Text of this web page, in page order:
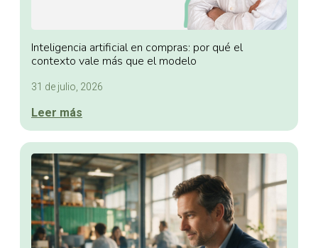
Inteligencia artificial en compras: por qué el
contexto vale más que el modelo
31 de julio, 2026
Leer más